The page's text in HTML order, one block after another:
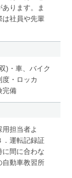
ります。ま
は社員や先輩
)・車、バイク
・ロッカ
完備
担当者よ
．運転記録証
に間に合わな
自動車教習所